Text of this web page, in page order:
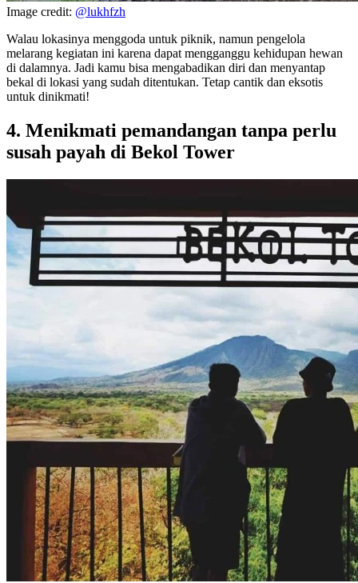
Image credit: @lukhfzh
Walau lokasinya menggoda untuk piknik, namun pengelola
melarang kegiatan ini karena dapat mengganggu kehidupan hewan
di dalamnya. Jadi kamu bisa mengabadikan diri dan menyantap
bekal di lokasi yang sudah ditentukan. Tetap cantik dan eksotis
untuk dinikmati!
4. Menikmati pemandangan tanpa perlu
susah payah di Bekol Tower